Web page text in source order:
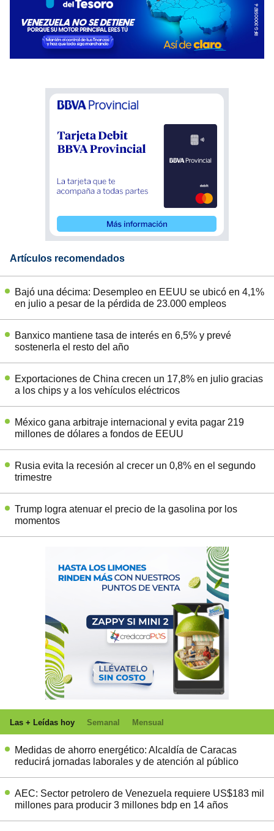
Artículos recomendados
Bajó una décima: Desempleo en EEUU se ubicó en 4,1%
en julio a pesar de la pérdida de 23.000 empleos
Banxico mantiene tasa de interés en 6,5% y prevé
sostenerla el resto del año
Exportaciones de China crecen un 17,8% en julio gracias
a los chips y a los vehículos eléctricos
México gana arbitraje internacional y evita pagar 219
millones de dólares a fondos de EEUU
Rusia evita la recesión al crecer un 0,8% en el segundo
trimestre
Trump logra atenuar el precio de la gasolina por los
momentos
Las + Leídas hoy Semanal Mensual
Medidas de ahorro energético: Alcaldía de Caracas
reducirá jornadas laborales y de atención al público
AEC: Sector petrolero de Venezuela requiere US$183 mil
millones para producir 3 millones bdp en 14 años